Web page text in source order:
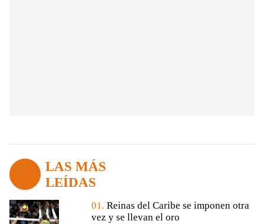
LAS MÁS
LEÍDAS
01. Reinas del Caribe se imponen otra
vez y se llevan el oro